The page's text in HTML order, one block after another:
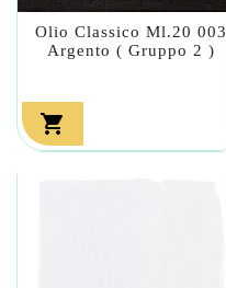
Olio Classico Ml.20 003
Argento ( Gruppo 2 )
